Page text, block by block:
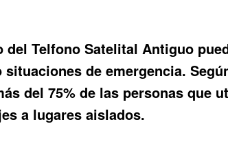
delTelfono Satelital Antiguo
de emergencia.
del 75% de las personas
a lugares aislados.